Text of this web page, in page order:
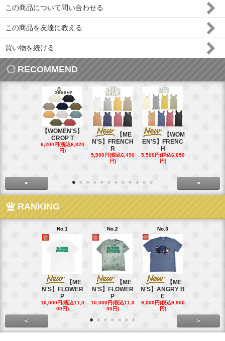
この商品について問い合わせる
この商品を友達に教える
買い物を続ける
RECOMMEND
【WOMEN'S】
CROP T
6,200円(税込6,820
円)
【ME
N'S】FRENCH
R
5,900円(税込6,490
円)
【WOM
EN'S】FRENC
H
5,500円(税込6,050
円)
< >
RANKING
No.1
【ME
N'S】FLOWER
P
10,000円(税込11,0
00円)
No.2
【ME
N'S】FLOWER
P
10,000円(税込11,0
00円)
No.3
【ME
N'S】ANGRY B
E
9,000円(税込9,900
円)
< >